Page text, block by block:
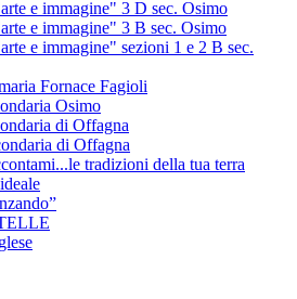
e immagine" 3 D sec. Osimo
e immagine" 3 B sec. Osimo
e immagine" sezioni 1 e 2 B sec.
Fornace Fagioli
Osimo
di Offagna
di Offagna
tradizioni della tua terra